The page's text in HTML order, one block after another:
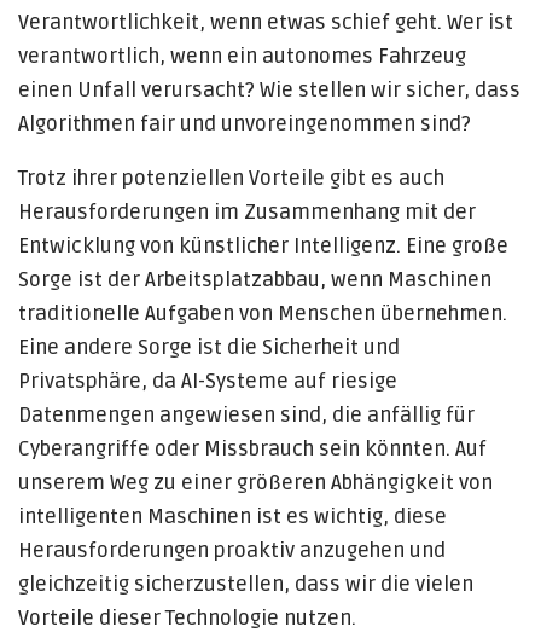
Verantwortlichkeit, wenn etwas schief geht. Wer ist
verantwortlich, wenn ein autonomes Fahrzeug
einen Unfall verursacht? Wie stellen wir sicher, dass
Algorithmen fair und unvoreingenommen sind?
Trotz ihrer potenziellen Vorteile gibt es auch
Herausforderungen im Zusammenhang mit der
Entwicklung von künstlicher Intelligenz. Eine große
Sorge ist der Arbeitsplatzabbau, wenn Maschinen
traditionelle Aufgaben von Menschen übernehmen.
Eine andere Sorge ist die Sicherheit und
Privatsphäre, da AI-Systeme auf riesige
Datenmengen angewiesen sind, die anfällig für
Cyberangriffe oder Missbrauch sein könnten. Auf
unserem Weg zu einer größeren Abhängigkeit von
intelligenten Maschinen ist es wichtig, diese
Herausforderungen proaktiv anzugehen und
gleichzeitig sicherzustellen, dass wir die vielen
Vorteile dieser Technologie nutzen.